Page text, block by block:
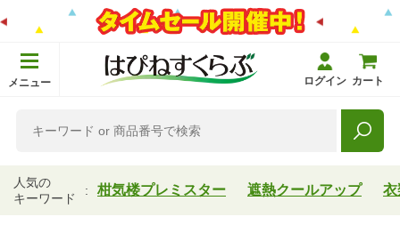
メニュー ログイン カート
人気の
キーワード
柑気楼プレミスター 遮熱クールアップ 衣